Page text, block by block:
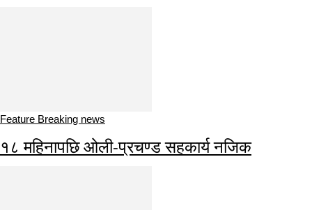
Feature Breaking news
१८ महिनापछि ओली-प्रचण्ड सहकार्य नजिक